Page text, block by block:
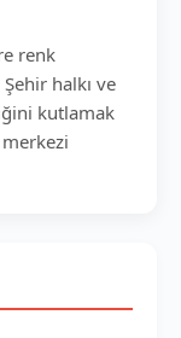
renk
halkı ve
kutlamak